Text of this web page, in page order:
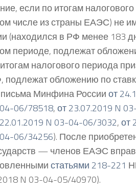
если по итогам
числе из страны ЕАЭС) не
(находился в РФ менее 183
периоде, подлежат
налогового периода
подлежат обложению по
письма Минфина Россииот
06/78518,от 23.07.2019 N
N 03-04-06/3032,от
06/34256). После
— членов ЕАЭС
статьями 218-221
N 03-04-05/40970).